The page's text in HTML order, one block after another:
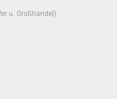
u. Großhandel)